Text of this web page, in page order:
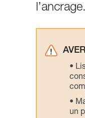
l’ancrage.
un